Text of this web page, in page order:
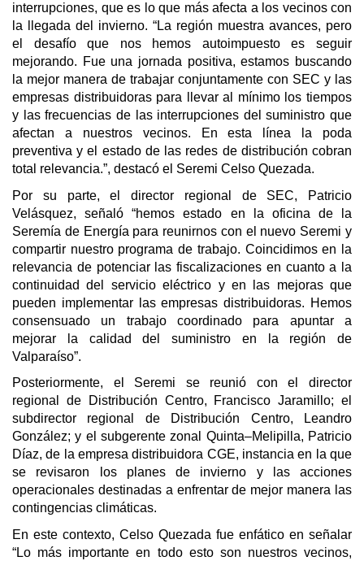
interrupciones, que es lo que más afecta a los vecinos con
la llegada del invierno. “La región muestra avances, pero
el desafío que nos hemos autoimpuesto es seguir
mejorando. Fue una jornada positiva, estamos buscando
la mejor manera de trabajar conjuntamente con SEC y las
empresas distribuidoras para llevar al mínimo los tiempos
y las frecuencias de las interrupciones del suministro que
afectan a nuestros vecinos. En esta línea la poda
preventiva y el estado de las redes de distribución cobran
total relevancia.”, destacó el Seremi Celso Quezada.
Por su parte, el director regional de SEC, Patricio
Velásquez, señaló “hemos estado en la oficina de la
Seremía de Energía para reunirnos con el nuevo Seremi y
compartir nuestro programa de trabajo. Coincidimos en la
relevancia de potenciar las fiscalizaciones en cuanto a la
continuidad del servicio eléctrico y en las mejoras que
pueden implementar las empresas distribuidoras. Hemos
consensuado un trabajo coordinado para apuntar a
mejorar la calidad del suministro en la región de
Valparaíso”.
Posteriormente, el Seremi se reunió con el director
regional de Distribución Centro, Francisco Jaramillo; el
subdirector regional de Distribución Centro, Leandro
González; y el subgerente zonal Quinta–Melipilla, Patricio
Díaz, de la empresa distribuidora CGE, instancia en la que
se revisaron los planes de invierno y las acciones
operacionales destinadas a enfrentar de mejor manera las
contingencias climáticas.
En este contexto, Celso Quezada fue enfático en señalar
“Lo más importante en todo esto son nuestros vecinos,